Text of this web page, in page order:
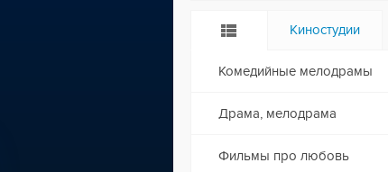
Киностудии
Комедийные мелодрамы
Драма, мелодрама
Фильмы про любовь